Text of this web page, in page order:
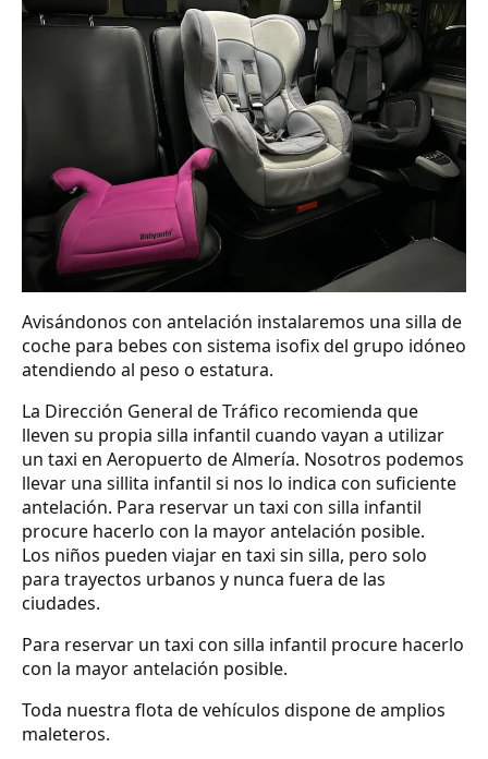
Avisándonos con antelación instalaremos una silla de
coche para bebes con sistema isofix del grupo idóneo
atendiendo al peso o estatura.
La Dirección General de Tráfico recomienda que
lleven su propia silla infantil cuando vayan a utilizar
un taxi en Aeropuerto de Almería. Nosotros podemos
llevar una sillita infantil si nos lo indica con suficiente
antelación. Para reservar un taxi con silla infantil
procure hacerlo con la mayor antelación posible.
Los niños pueden viajar en taxi sin silla, pero solo
para trayectos urbanos y nunca fuera de las
ciudades.
Para reservar un taxi con silla infantil procure hacerlo
con la mayor antelación posible.
Toda nuestra flota de vehículos dispone de amplios
maleteros.